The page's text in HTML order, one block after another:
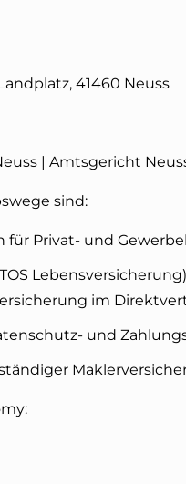
41460 Neuss
| Amtsgericht
sind:
für Privat- und
im
und